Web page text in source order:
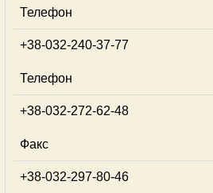
Телефон
+38-032-240-37-77
Телефон
+38-032-272-62-48
Факс
+38-032-297-80-46